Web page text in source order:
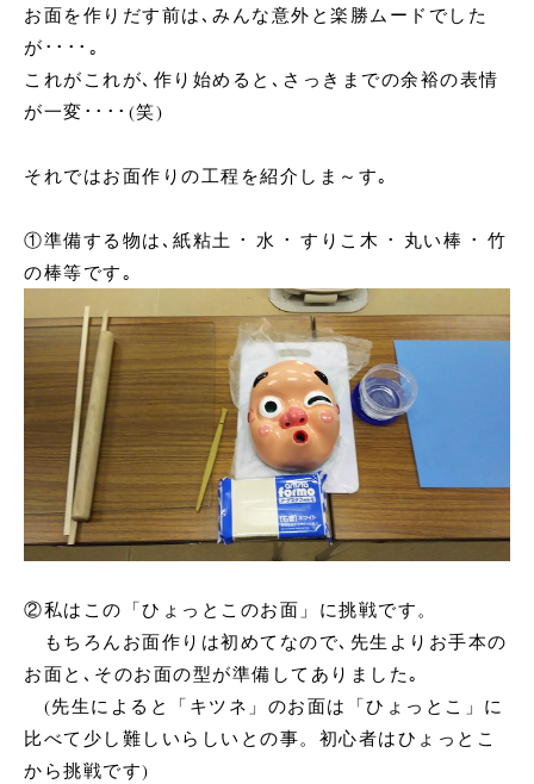
お面を作りだす前は､みんな意外と楽勝ムードでした
が････｡
これがこれが､作り始めると､さっきまでの余裕の表情
が一変････(笑)
それではお面作りの工程を紹介しま～す｡
①準備する物は､紙粘土 ･ 水 ･ すりこ木 ･ 丸い棒 ･ 竹
の棒等です｡
②私はこの「ひょっとこのお面」に挑戦です。
もちろんお面作りは初めてなので､先生よりお手本の
お面と､そのお面の型が準備してありました｡
(先生によると「キツネ」のお面は「ひょっとこ」に
比べて少し難しいらしいとの事。初心者はひょっとこ
から挑戦です)